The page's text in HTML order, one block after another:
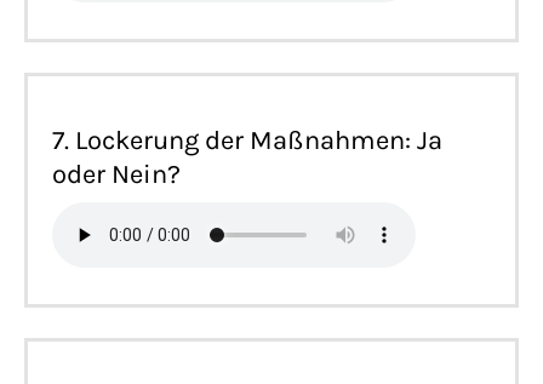
7. Lockerung der Maßnahmen: Ja
oder Nein?